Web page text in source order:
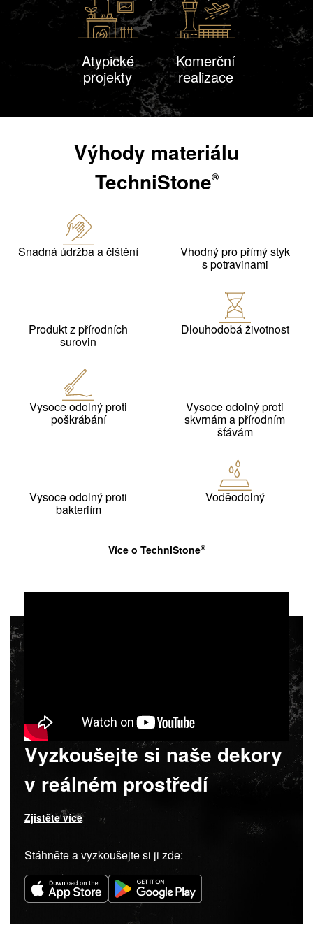
Atypické
projekty
Komerční
realizace
Výhody materiálu
TechniStone®
Snadná údržba a čištění Vhodný pro přímý styk
s potravinami
Produkt z přírodních
surovin
Dlouhodobá životnost
Vysoce odolný proti
poškrábání
Vysoce odolný proti
skvrnám a přírodním
šťávám
Vysoce odolný proti
bakteriím
Voděodolný
Více o TechniStone®
Vyzkoušejte si naše dekory
v reálném prostředí
Zjistěte více
Stáhněte a vyzkoušejte si ji zde: